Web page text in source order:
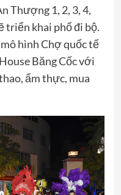
Thượng 1, 2, 3, 4,
triển khai phố đi bộ.
hình Chợ quốc tế
Băng Cốc với
ẩm thực, mua